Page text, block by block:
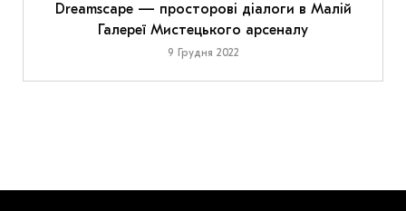
Dreamscape — просторові діалоги в Малій
Галереї Мистецького арсеналу
9 Грудня 2022